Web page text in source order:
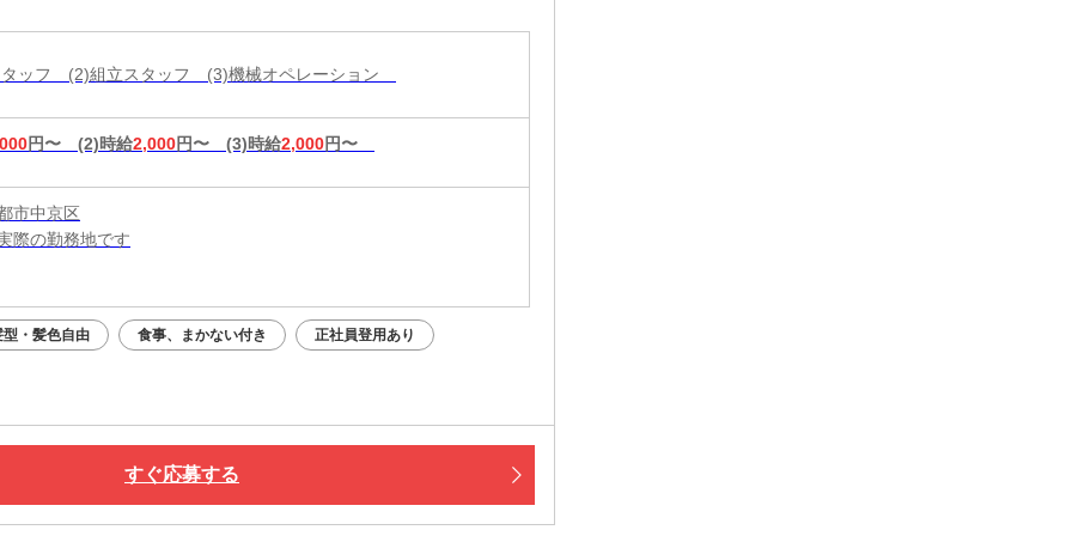
く場所も
タッフ (2)組立スタッフ (3)機械オペレーション
円〜 (2)時給2,000円〜 (3)時給2,000円〜
市中京区
際の勤務地です
型・髪色自由 食事、まかない付き 正社員登用あり
すぐ応募する